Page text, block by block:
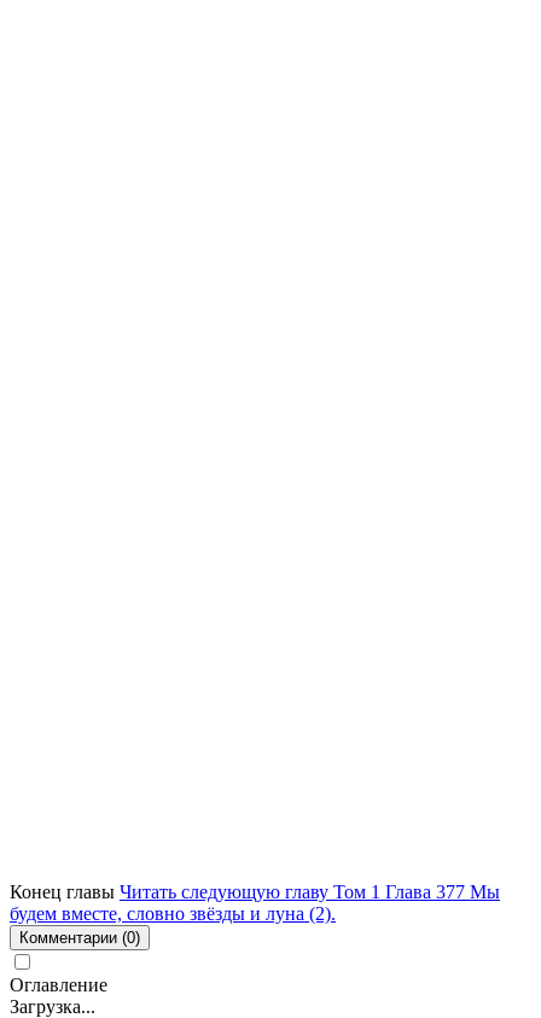
Конец главы Читать следующую главу Том 1 Глава 377 Мы
будем вместе, словно звёзды и луна (2).
Комментарии (0)
Оглавление
Загрузка...